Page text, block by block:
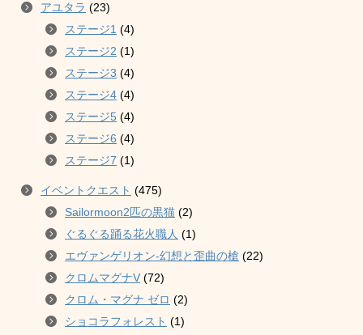
アユタラ (23)
ステージ1 (4)
ステージ2 (1)
ステージ3 (4)
ステージ4 (4)
ステージ5 (4)
ステージ6 (4)
ステージ7 (1)
イベントクエスト (475)
Sailormoon2匹の黒猫 (2)
ぐるぐる踊る花火職人 (1)
エヴァンゲリオン-幻想と歪曲の槍 (22)
クロムマグナV (72)
クロム・マグナ ゼロ (2)
ショコラフォレスト (1)